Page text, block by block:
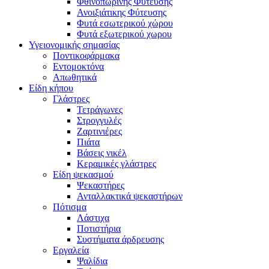
Ανοιξιάτικης Φύτευσης
Φυτά εσωτερικού χώρου
Φυτά εξωτερικού χωρου
Υγειονομικής σημασίας
Ποντικοφάρμακα
Εντομοκτόνα
Απωθητικά
Είδη κήπου
Γλάστρες
Τετράγωνες
Στρογγυλές
Ζαρτινιέρες
Πιάτα
Βάσεις νικέλ
Κεραμικές γλάστρες
Είδη ψεκασμού
Ψεκαστήρες
Ανταλλακτικά ψεκαστήρων
Πότισμα
Λάστιχα
Ποτιστήρια
Συστήματα άρδρευσης
Εργαλεία
Ψαλίδια